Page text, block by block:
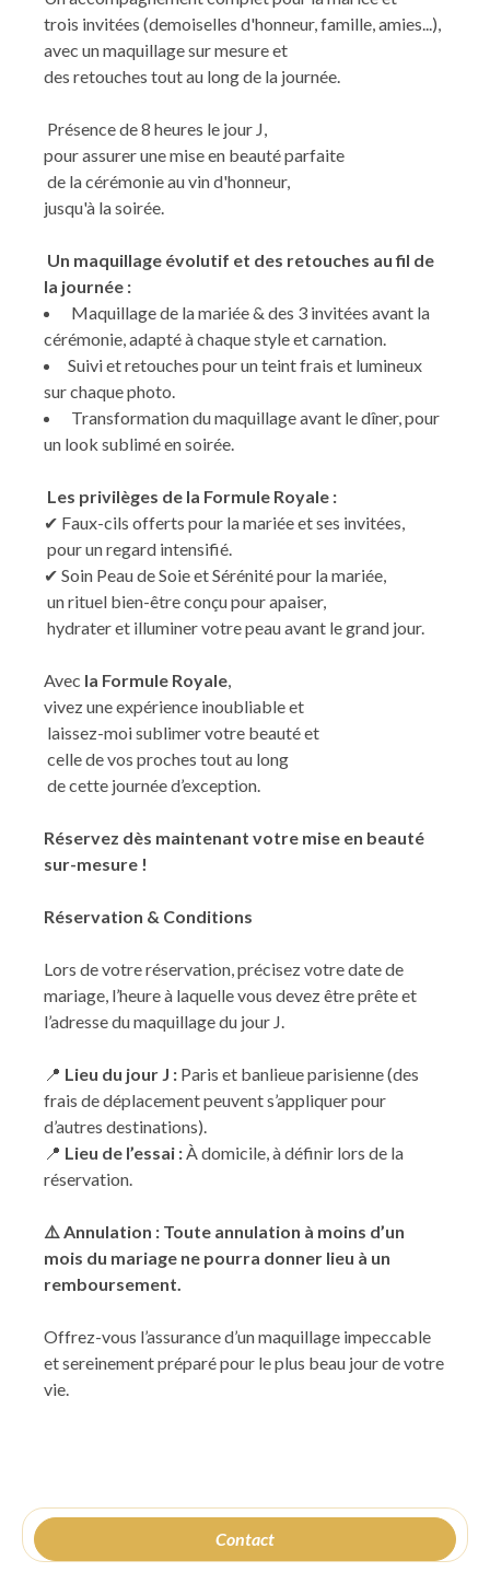
Contact
trois invitées (demoiselles d'honneur, famille, amies...),
avec un maquillage sur mesure et
des retouches tout au long de la journée.
Présence de 8 heures le jour J,
pour assurer une mise en beauté parfaite
de la cérémonie au vin d'honneur,
jusqu'à la soirée.
Un maquillage évolutif et des retouches au fil de
la journée :
Maquillage de la mariée & des 3 invitées avant la
cérémonie, adapté à chaque style et carnation.
Suivi et retouches pour un teint frais et lumineux
sur chaque photo.
Transformation du maquillage avant le dîner, pour
un look sublimé en soirée.
Les privilèges de la Formule Royale :
✔ Faux-cils offerts pour la mariée et ses invitées,
pour un regard intensifié.
✔ Soin Peau de Soie et Sérénité pour la mariée,
un rituel bien-être conçu pour apaiser,
hydrater et illuminer votre peau avant le grand jour.
Avec la Formule Royale,
vivez une expérience inoubliable et
laissez-moi sublimer votre beauté et
celle de vos proches tout au long
de cette journée d’exception.
Réservez dès maintenant votre mise en beauté
sur-mesure !
Réservation & Conditions
Lors de votre réservation, précisez votre date de
mariage, l’heure à laquelle vous devez être prête et
l’adresse du maquillage du jour J.
📍 Lieu du jour J : Paris et banlieue parisienne (des
frais de déplacement peuvent s’appliquer pour
d’autres destinations).
📍 Lieu de l’essai :À domicile, à définir lors de la
réservation.
⚠️ Annulation : Toute annulation à moins d’un
mois du mariage ne pourra donner lieu à un
remboursement.
Offrez-vous l’assurance d’un maquillage impeccable
et sereinement préparé pour le plus beau jour de votre
vie.